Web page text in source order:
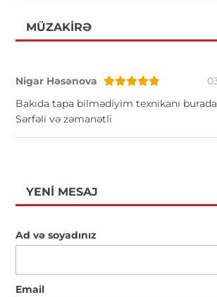
MÜZAKIRƏ
Nigar Həsənova
Bakıda tapa bilmədiyim texnikanı
Sərfəli və zəmanətli
YENI MESAJ
Ad və soyadınız
Email